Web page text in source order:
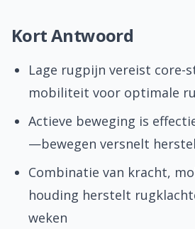
Behandelingen & therapieën
Zelfzorg & preventie
Fysiotherapeuten
Kort Antwoord
Lage rugpijn vereist core-
mobiliteit voor optimale
Actieve beweging is
—bewegen versnelt
Combinatie van kracht,
houding herstelt
weken